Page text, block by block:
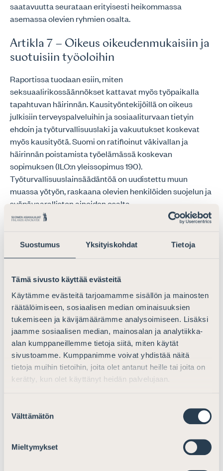
Suostumus Yksityiskohdat Tietoja
Tämä sivusto käyttää evästeitä
Käytämme evästeitä tarjoamamme sisällön ja mainosten
räätälöimiseen, sosiaalisen median ominaisuuksien
tukemiseen ja kävijämäärämme analysoimiseen. Lisäksi
jaamme sosiaalisen median, mainosalan ja analytiikka-
alan kumppaneillemme tietoja siitä, miten käytät
sivustoamme. Kumppanimme voivat yhdistää näitä
tietoja muihin tietoihin, joita olet antanut heille tai joita on
kerätty, kun olet käyttänyt heidän palvelujaan.
valinta
Välttämätön
Mieltymykset
saatavuutta seurataan erityisesti heikommassa
asemassa olevien ryhmien osalta.
Artikla 7 – Oikeus oikeudenmukaisiin ja
suotuisiin työoloihin
Raportissa tuodaan esiin, miten
seksuaalirikossäännökset kattavat myös työpaikalla
tapahtuvan häirinnän. Kausityöntekijöillä on oikeus
julkisiin terveyspalveluihin ja sosiaaliturvaan tietyin
ehdoin ja työturvallisuuslaki ja vakuutukset koskevat
myös kausityötä. Suomi on ratifioinut väkivallan ja
häirinnän poistamista työelämässä koskevan
sopimuksen (ILO:n yleissopimus 190).
Työturvallisuuslainsäädäntöä on uudistettu muun
muassa yötyön, raskaana olevien henkilöiden suojelun ja
syöpävaarallisten aineiden osalta.
työelämän elementtejä. Suomen Asianajajat pitää siksi
tehokkaasti ja että työntekijöiden oikeudet ovat aidosti
Artikla 8 – Oikeus järjestäytymiseen ja
työtaisteluun
Raportissa selostetaan, kuinka työrauhalainsäädäntöä
on uudistettu niin, että myötätuntotyötaisteluiden ja
poliittisten lakkojen rajoituksia on tiukennettu,
hyvityssakkojen määrää on korotettu ja
on turvattava välttämättömät toiminnot (esim.
terveydenhuolto, pelastustoimi, tuomioistuinlaitos).
Oikeus järjestäytymiseen ja työtaisteluun on
perusoikeus, mutta rajoitusten tulee olla välttämättömiä